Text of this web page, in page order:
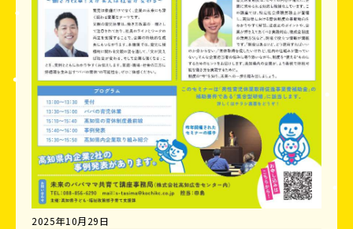
2025年10月29日